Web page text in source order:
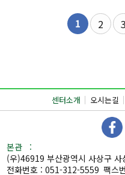
1 2 3
센터소개 오시는길
본관 :
(우)46919 부산광역시 사상구
전화번호 : 051-312-5559 팩스